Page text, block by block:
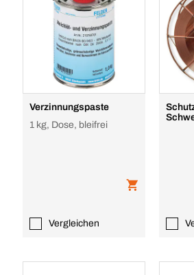
Verzinnungspaste
1 kg, Dose, bleifrei
Vergleichen